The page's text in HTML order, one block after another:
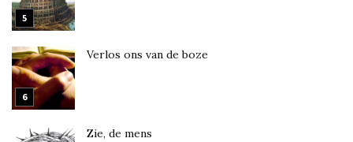
Verlos ons van de boze
Zie, de mens